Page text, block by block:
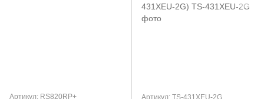
Артикул: RS820RP+ Артикул: TS-431XEU-2G